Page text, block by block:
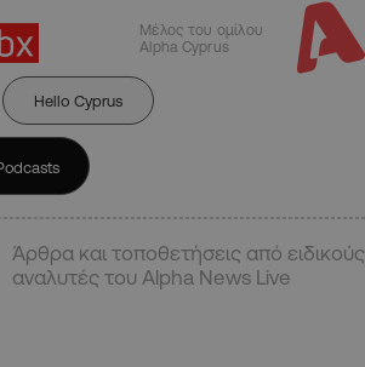
Μέλος του ομίλου
Alpha Cyprus
Hello Cyprus
Άρθρα και τοποθετήσεις από ειδικούς
αναλυτές του Alpha News Live